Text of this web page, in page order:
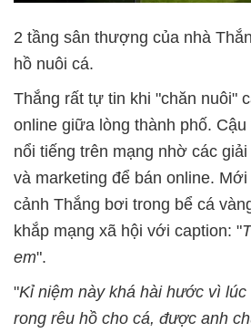
2 tầng sân thượng của nhà
hồ nuôi cá.
Thắng rất tự tin khi "chăn nuôi"
online giữa lòng thành phố.
nổi tiếng trên mạng nhờ các
và marketing để bán online.
cảnh Thắng bơi trong bể cá
khắp mạng xã hội với caption: "
em".
"Kỉ niệm này khá hài hước vì
rong rêu hồ cho cá, được anh